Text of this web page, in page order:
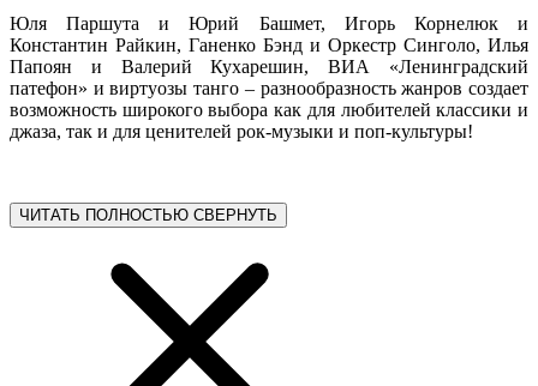
Юля Паршута и Юрий Башмет, Игорь Корнелюк и
Константин Райкин, Ганенко Бэнд и Оркестр Синголо, Илья
Папоян и Валерий Кухарешин, ВИА «Ленинградский
патефон» и виртуозы танго – разнообразность жанров создает
возможность широкого выбора как для любителей классики и
джаза, так и для ценителей рок-музыки и поп-культуры!
ЧИТАТЬ ПОЛНОСТЬЮ СВЕРНУТЬ